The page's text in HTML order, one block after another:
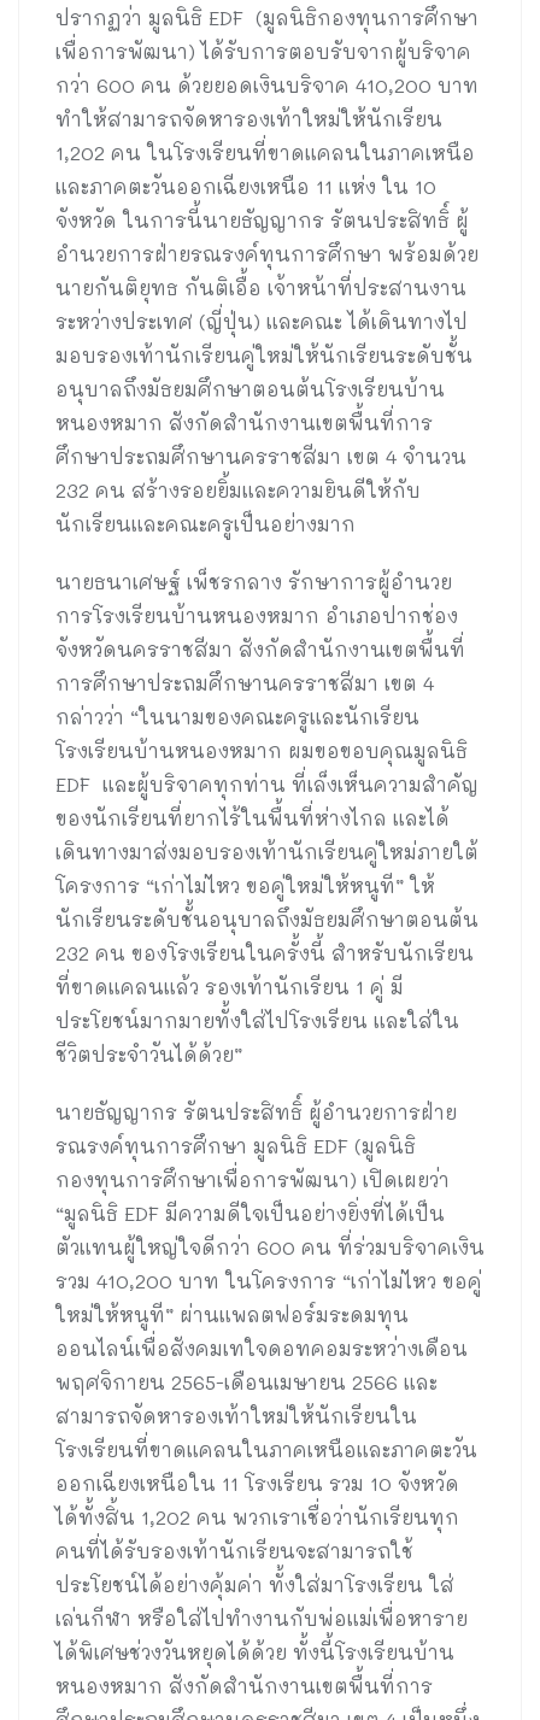
ปรากฏว่า มูลนิธิ EDF (มูลนิธิกองทุนการศึกษา
เพื่อการพัฒนา) ได้รับการตอบรับจากผู้บริจาค
กว่า 600 คน ด้วยยอดเงินบริจาค 410,200 บาท
ทำให้สามารถจัดหารองเท้าใหม่ให้นักเรียน
1,202 คน ในโรงเรียนที่ขาดแคลนในภาคเหนือ
และภาคตะวันออกเฉียงเหนือ 11 แห่ง ใน 10
จังหวัด ในการนี้นายธัญญากร รัตนประสิทธิ์ ผู้
อำนวยการฝ่ายรณรงค์ทุนการศึกษา พร้อมด้วย
นายกันติยุทธ กันติเอื้อ เจ้าหน้าที่ประสานงาน
ระหว่างประเทศ (ญี่ปุ่น) และคณะ ได้เดินทางไป
มอบรองเท้านักเรียนคู่ใหม่ให้นักเรียนระดับชั้น
อนุบาลถึงมัธยมศึกษาตอนต้นโรงเรียนบ้าน
หนองหมาก สังกัดสำนักงานเขตพื้นที่การ
ศึกษาประถมศึกษานครราชสีมา เขต 4 จำนวน
232 คน สร้างรอยยิ้มและความยินดีให้กับ
นักเรียนและคณะครูเป็นอย่างมาก
นายธนาเศษฐ์ เพ็ชรกลาง รักษาการผู้อำนวย
การโรงเรียนบ้านหนองหมาก อำเภอปากช่อง
จังหวัดนครราชสีมา สังกัดสำนักงานเขตพื้นที่
การศึกษาประถมศึกษานครราชสีมา เขต 4
กล่าวว่า “ในนามของคณะครูและนักเรียน
โรงเรียนบ้านหนองหมาก ผมขอขอบคุณมูลนิธิ
EDF และผู้บริจาคทุกท่าน ที่เล็งเห็นความสำคัญ
ของนักเรียนที่ยากไร้ในพื้นที่ห่างไกล และได้
เดินทางมาส่งมอบรองเท้านักเรียนคู่ใหม่ภายใต้
โครงการ “เก่าไม่ไหว ขอคู่ใหม่ให้หนูที” ให้
นักเรียนระดับชั้นอนุบาลถึงมัธยมศึกษาตอนต้น
232 คน ของโรงเรียนในครั้งนี้ สำหรับนักเรียน
ที่ขาดแคลนแล้ว รองเท้านักเรียน 1 คู่ มี
ประโยชน์มากมายทั้งใส่ไปโรงเรียน และใส่ใน
ชีวิตประจำวันได้ด้วย”
นายธัญญากร รัตนประสิทธิ์ ผู้อำนวยการฝ่าย
รณรงค์ทุนการศึกษา มูลนิธิ EDF (มูลนิธิ
กองทุนการศึกษาเพื่อการพัฒนา) เปิดเผยว่า
“มูลนิธิ EDF มีความดีใจเป็นอย่างยิ่งที่ได้เป็น
ตัวแทนผู้ใหญ่ใจดีกว่า 600 คน ที่ร่วมบริจาคเงิน
รวม 410,200 บาท ในโครงการ “เก่าไม่ไหว ขอคู่
ใหม่ให้หนูที” ผ่านแพลตฟอร์มระดมทุน
ออนไลน์เพื่อสังคมเทใจดอทคอมระหว่างเดือน
พฤศจิกายน 2565-เดือนเมษายน 2566 และ
สามารถจัดหารองเท้าใหม่ให้นักเรียนใน
โรงเรียนที่ขาดแคลนในภาคเหนือและภาคตะวัน
ออกเฉียงเหนือใน 11 โรงเรียน รวม 10 จังหวัด
ได้ทั้งสิ้น 1,202 คน พวกเราเชื่อว่านักเรียนทุก
คนที่ได้รับรองเท้านักเรียนจะสามารถใช้
ประโยชน์ได้อย่างคุ้มค่า ทั้งใส่มาโรงเรียน ใส่
เล่นกีฬา หรือใส่ไปทำงานกับพ่อแม่เพื่อหาราย
ได้พิเศษช่วงวันหยุดได้ด้วย ทั้งนี้โรงเรียนบ้าน
หนองหมาก สังกัดสำนักงานเขตพื้นที่การ